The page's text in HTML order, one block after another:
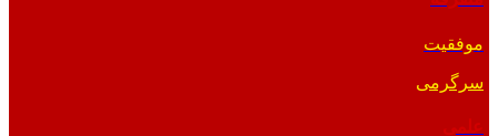
موفقیت
سرگرمی